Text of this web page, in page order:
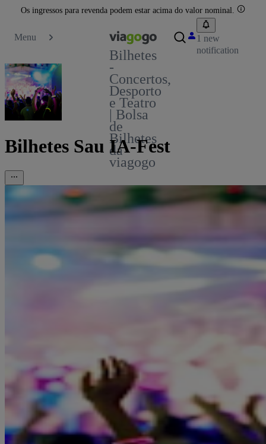
Os ingressos para revenda podem estar acima do valor nominal.
Menu
Bilhetes
-
Concertos,
Desporto
e Teatro
| Bolsa
de
Bilhetes
da
viagogo
1 new
notification
Bilhetes Sau IA-Fest